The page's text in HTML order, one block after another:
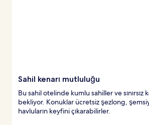
Sahil kenarı mutluluğu
Bu sahil otelinde kumlu sahiller ve sınırsız
bekliyor. Konuklar ücretsiz şezlong,
havluların keyfini çıkarabilirler.